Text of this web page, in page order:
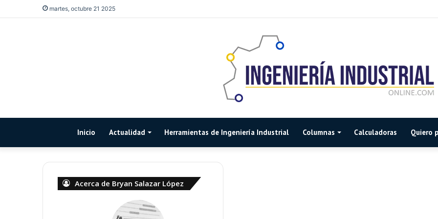
martes, octubre 21 2025
Inicio Actualidad Herramientas de Ingeniería Industrial Columnas Calculadoras Quiero
Acerca de Bryan Salazar López